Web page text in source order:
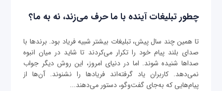
چطور تبلیغات آینده با ما حرف می‌زند، نه به ما؟
تا همین چند سال پیش، تبلیغات بیشتر شبیه فریاد بود. برندها با
صدای بلند پیام خود را تکرار می‌کردند تا شاید در میان انبوه
صداها شنیده شوند. اما در دنیای امروز، این روش دیگر جواب
نمی‌دهد. کاربران یاد گرفته‌اند فریادها را نشنوند. آن‌ها از
پیام‌هایی که به‌جای گفت‌وگو، دستور می‌دهند...